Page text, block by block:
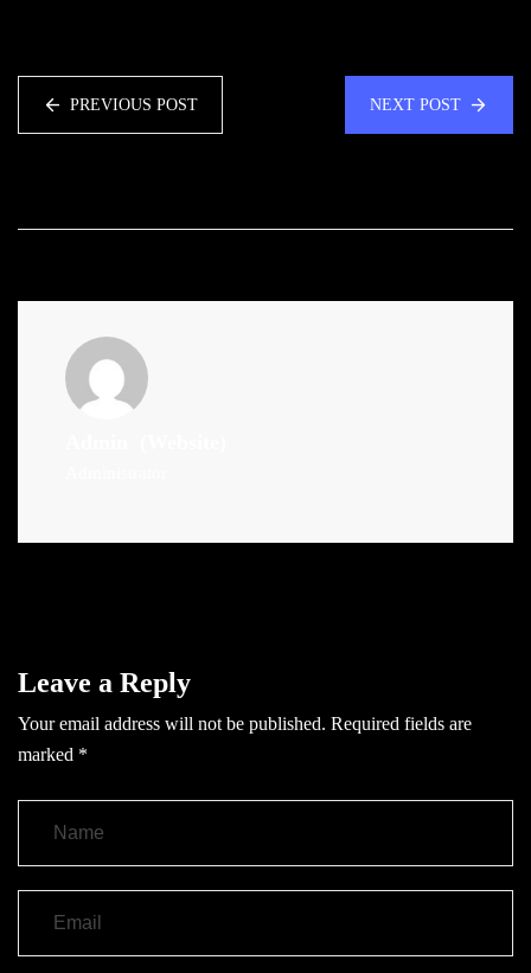
PREVIOUS POST NEXT POST
Leave a Reply
Your email address will not be published. Required fields are
marked *